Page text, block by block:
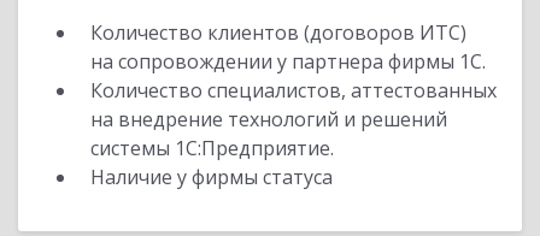
Количество клиентов (договоров ИТС)
на сопровождении у партнера фирмы 1С.
Количество специалистов, аттестованных
на внедрение технологий и решений
системы 1С:Предприятие.
Наличие у фирмы статуса